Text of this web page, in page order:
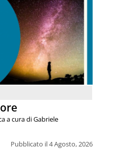
Pubblicato il 4 Agosto, 2026
a cura di Gabriele